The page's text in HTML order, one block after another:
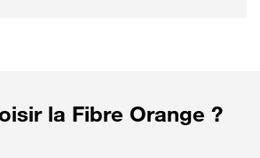
la Fibre Orange ?